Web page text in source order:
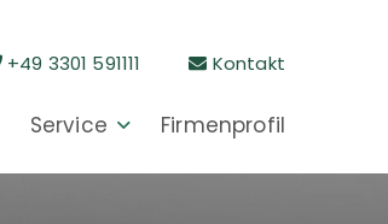
+49 3301 591111 Kontakt
Service Firmenprofil